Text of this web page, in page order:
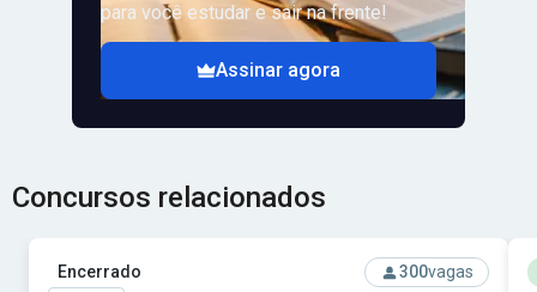
para você estudar e sair na frente!
Assinar agora
Concursos relacionados
Ver concurso: INSS - Instituto Nacional do Seguro Social
Encerrado 300vagas